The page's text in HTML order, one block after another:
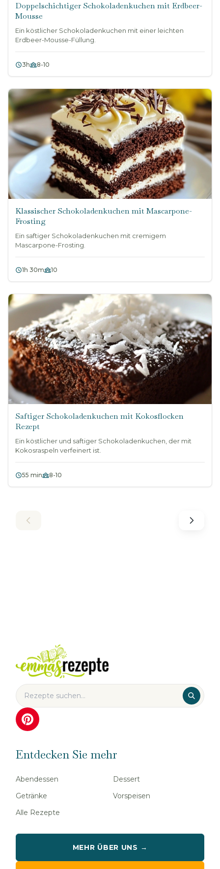
Doppelschichtiger Schokoladenkuchen mit Erdbeer-
Mousse
Ein köstlicher Schokoladenkuchen mit einer leichten
Erdbeer-Mousse-Füllung.
3h 8-10
Klassischer Schokoladenkuchen mit Mascarpone-
Frosting
Ein saftiger Schokoladenkuchen mit cremigem
Mascarpone-Frosting.
1h 30m 10
Saftiger Schokoladenkuchen mit Kokosflocken
Rezept
Ein köstlicher und saftiger Schokoladenkuchen, der mit
Kokosraspeln verfeinert ist.
55 min 8-10
Entdecken Sie mehr
Abendessen
Dessert
Getränke
Vorspeisen
Alle Rezepte
MEHR ÜBER UNS →